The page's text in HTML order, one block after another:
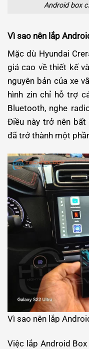
Android box
Vì sao nên lắp
Mặc dù Hyundai
giá cao về thiết kế
nguyên bản của xe
hình zin chỉ hỗ trợ
Bluetooth, nghe
Điều này trở nên
đã trở thành một
Vì sao nên lắp
Việc lắp Android